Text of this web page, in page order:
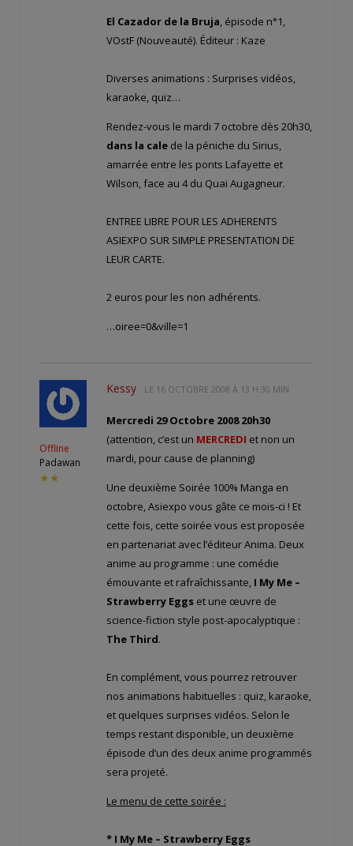
El Cazador de la Bruja, épisode n°1,
VOstF (Nouveauté). Éditeur : Kaze
Diverses animations : Surprises vidéos,
karaoke, quiz…
Rendez-vous le mardi 7 octobre dès 20h30,
dans la cale de la péniche du Sirius,
amarrée entre les ponts Lafayette et
Wilson, face au 4 du Quai Augagneur.
ENTREE LIBRE POUR LES ADHERENTS
ASIEXPO SUR SIMPLE PRESENTATION DE
LEUR CARTE.
2 euros pour les non adhérents.
…oiree=0&ville=1
Offline
Padawan
★★
Kessy LE 16 OCTOBRE 2008 À 13 H 30 MIN
Mercredi 29 Octobre 2008 20h30
(attention, c’est un MERCREDI et non un
mardi, pour cause de planning)
Une deuxième Soirée 100% Manga en
octobre, Asiexpo vous gâte ce mois-ci ! Et
cette fois, cette soirée vous est proposée
en partenariat avec l’éditeur Anima. Deux
anime au programme : une comédie
émouvante et rafraîchissante, I My Me –
Strawberry Eggs et une œuvre de
science-fiction style post-apocalyptique :
The Third.
En complément, vous pourrez retrouver
nos animations habituelles : quiz, karaoke,
et quelques surprises vidéos. Selon le
temps restant disponible, un deuxième
épisode d’un des deux anime programmés
sera projeté.
Le menu de cette soirée :
* I My Me – Strawberry Eggs